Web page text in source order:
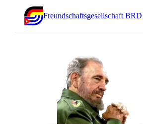
Freundschaftsgesellschaft